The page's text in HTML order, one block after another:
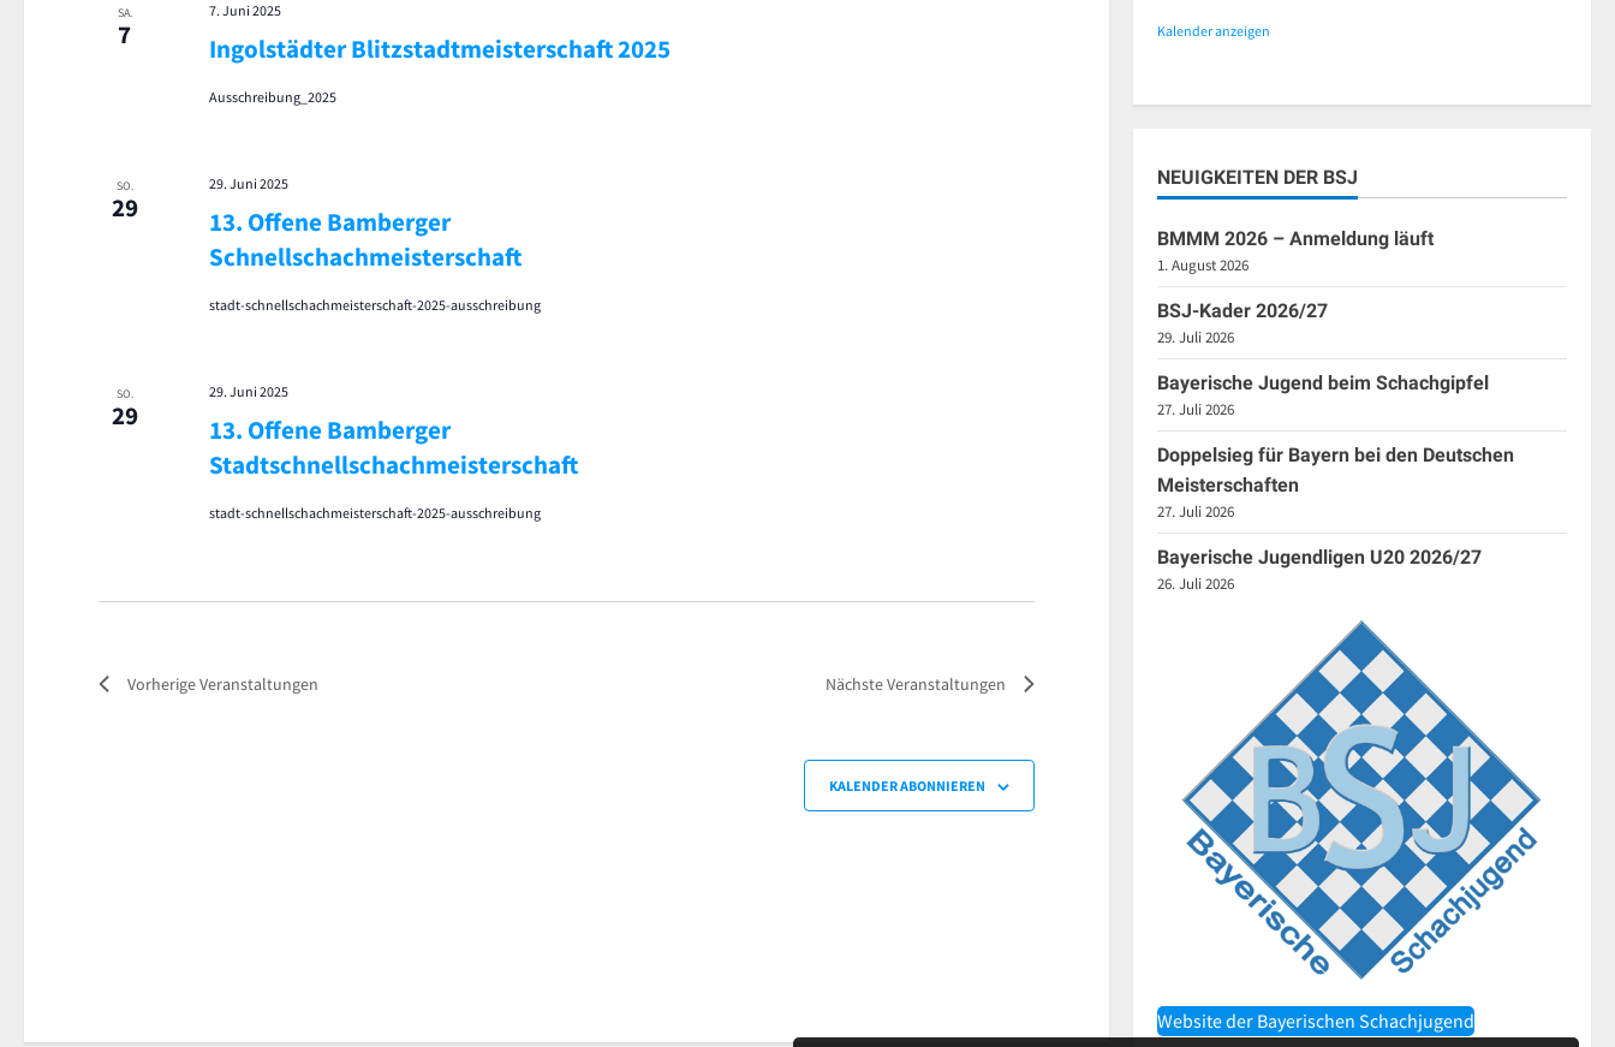
SA.
7 Ingolstädter Blitzstadtmeisterschaft 2025
7. Juni 2025
Ausschreibung_2025
SO.
29
13. Offene Bamberger
Schnellschachmeisterschaft
29. Juni 2025
stadt-schnellschachmeisterschaft-2025-ausschreibung
SO.
29
13. Offene Bamberger
Stadtschnellschachmeisterschaft
29. Juni 2025
stadt-schnellschachmeisterschaft-2025-ausschreibung
VorherigeVeranstaltungen NächsteVeranstaltungen
KALENDER ABONNIEREN
Kalender anzeigen
NEUIGKEITEN DER BSJ
BMMM 2026 – Anmeldung läuft
1. August 2026
BSJ-Kader 2026/27
29. Juli 2026
Bayerische Jugend beim Schachgipfel
27. Juli 2026
Doppelsieg für Bayern bei den Deutschen
Meisterschaften
27. Juli 2026
Bayerische Jugendligen U20 2026/27
26. Juli 2026
Website der Bayerischen Schachjugend